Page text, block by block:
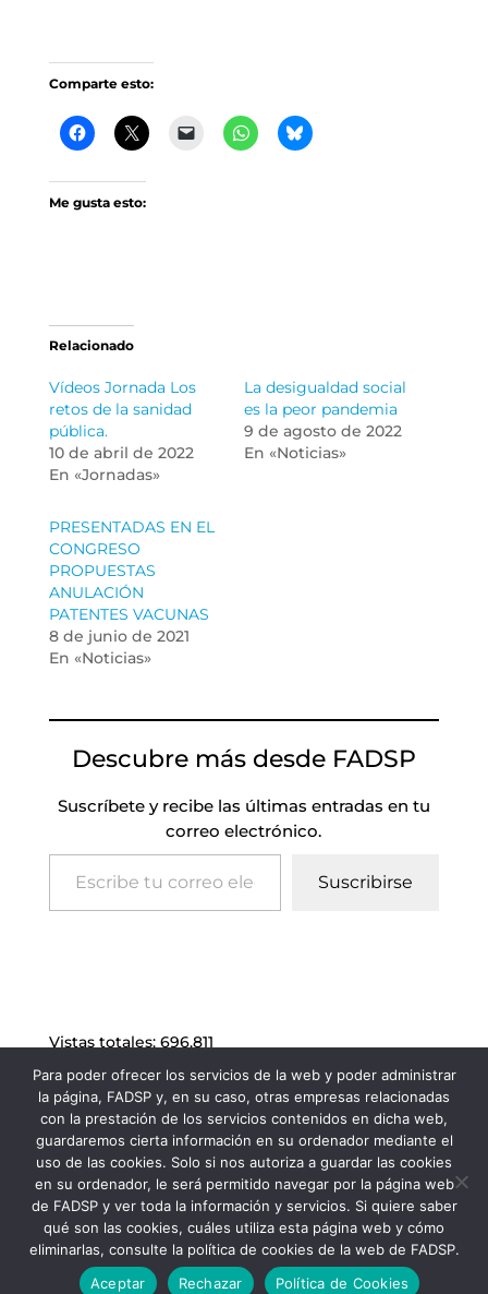
Comparte esto:
Me gusta esto:
Relacionado
Vídeos Jornada Los
retos de la sanidad
pública.
10 de abril de 2022
En «Jornadas»
La desigualdad social
es la peor pandemia
9 de agosto de 2022
En «Noticias»
PRESENTADAS EN EL
CONGRESO
PROPUESTAS
ANULACIÓN
PATENTES VACUNAS
8 de junio de 2021
En «Noticias»
Descubre más desde FADSP
Suscríbete y recibe las últimas entradas en tu
correo electrónico.
Escribe tu correo electrónico…
Suscribirse
Vistas totales: 696.811
FADSP · 2023 |Aviso legal|Política de
Privacidad|Política de Cookies
Para poder ofrecer los servicios de la web y poder administrar
la página, FADSP y, en su caso, otras empresas relacionadas
con la prestación de los servicios contenidos en dicha web,
guardaremos cierta información en su ordenador mediante el
uso de las cookies. Solo si nos autoriza a guardar las cookies
en su ordenador, le será permitido navegar por la página web
de FADSP y ver toda la información y servicios. Si quiere saber
qué son las cookies, cuáles utiliza esta página web y cómo
eliminarlas, consulte la política de cookies de la web de FADSP.
Aceptar
Rechazar Política de Cookies